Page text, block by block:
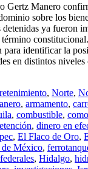
Gertz Manero
sobre los
detenidas ya fueron
para identificar la
en distintos niveles
, Norte,
, armamento,
, combustible,
, dinero en
, El Flaco de Oro,
de México,
, Hidalgo,